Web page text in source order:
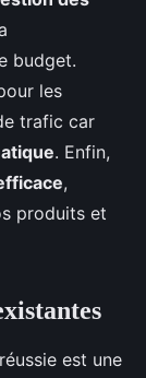
budget.
les
trafic car
. Enfin,
,
produits et
est une